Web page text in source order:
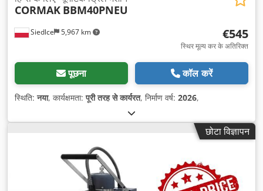
Siedlce 5,967 km
CORMAK BBM40PNEU
€545
स्थिर मूल्य कर के अतिरिक्त
पूछना कॉल करें
स्थिति:नया, कार्यक्षमता:पूरी तरह से कार्यरत, निर्माण वर्ष: 2026,
छोटा विज्ञापन